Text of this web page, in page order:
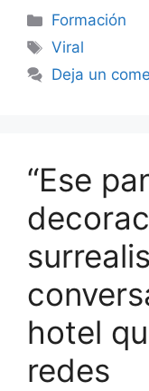
Categorías
Formación
Etiquetas
Viral
Deja un
“Ese
hotel
redes